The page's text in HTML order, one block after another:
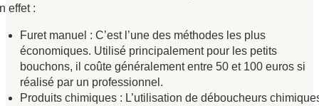
effet :
Furet manuel : C’est l’une des méthodes les plus
économiques. Utilisé principalement pour les petits
bouchons, il coûte généralement entre 50 et 100 euros si
réalisé par un professionnel.
Produits chimiques : L’utilisation de déboucheurs